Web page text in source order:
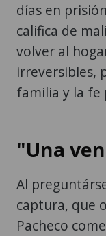
volver al
irreversibles,
familia y la fe
"Una
Al
captura, que
Pacheco
calma y
certeza de su